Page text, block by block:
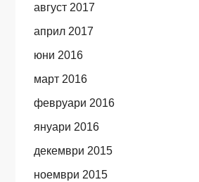
август 2017
април 2017
юни 2016
март 2016
февруари 2016
януари 2016
декември 2015
ноември 2015